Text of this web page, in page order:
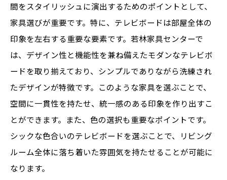
群馬県館林市で選ぶ高機能デザイン
木製の温かみを感じるテレビボードの選び方
木製テレビボードの魅力とその特徴
自然素材がもたらす落ち着きのある空間
若林家具センターのおすすめ木製デザイン
温かみのあるインテリアの作り方
木製テレビボードで居心地の良い部屋に
館林市で見つける温かみのあるデザイン
群馬県館林市でテレビボードを選ぶ際のポイン
ト
間をスタイリッシュに演出するためのポイントとして、
家具選びが重要です。特に、テレビボードは部屋全体の
印象を左右する重要な要素です。若林家具センターで
は、デザイン性と機能性を兼ね備えたモダンなテレビボ
ードを取り揃えており、シンプルでありながら洗練され
たデザインが特徴です。このような家具を選ぶことで、
空間に一貫性を持たせ、統一感のある印象を作り出すこ
とができます。また、色の選択も重要なポイントです。
シックな色合いのテレビボードを選ぶことで、リビング
ルーム全体に落ち着いた雰囲気を持たせることが可能に
なります。